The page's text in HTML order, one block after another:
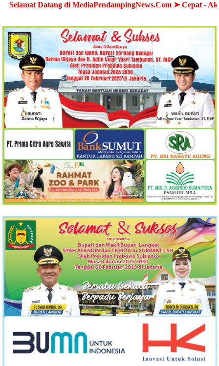
di MediaPendampingNews.Com ➤ Cepat - Akurat -